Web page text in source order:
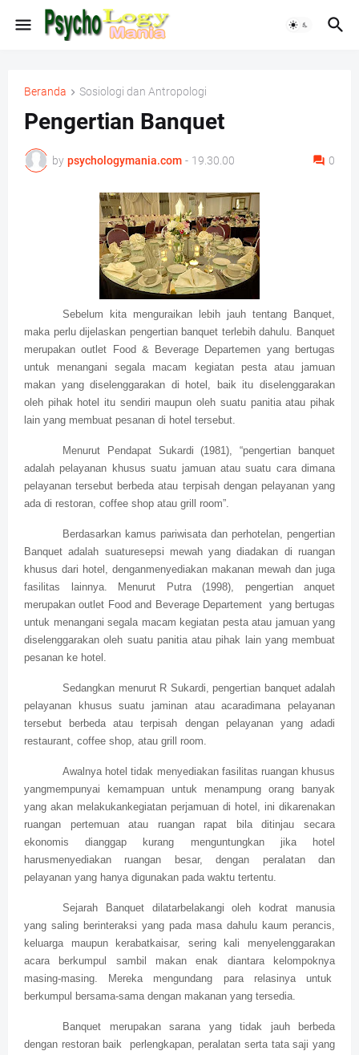
Beranda Sosiologi dan Antropologi
Pengertian Banquet
by psychologymania.com - 19.30.00 0
Sebelum kita menguraikan lebih jauh tentang Banquet,
maka perlu dijelaskan pengertian banquet terlebih dahulu. Banquet
merupakan outlet Food & Beverage Departemen yang bertugas
untuk menangani segala macam kegiatan pesta atau jamuan
makan yang diselenggarakan di hotel, baik itu diselenggarakan
oleh pihak hotel itu sendiri maupun oleh suatu panitia atau pihak
lain yang membuat pesanan di hotel tersebut.
Menurut Pendapat Sukardi (1981), “pengertian banquet
adalah pelayanan khusus suatu jamuan atau suatu cara dimana
pelayanan tersebut berbeda atau terpisah dengan pelayanan yang
ada di restoran, coffee shop atau grill room”.
Berdasarkan kamus pariwisata dan perhotelan, pengertian
Banquet adalah suaturesepsi mewah yang diadakan di ruangan
khusus dari hotel, denganmenyediakan makanan mewah dan juga
fasilitas lainnya. Menurut Putra (1998), pengertian anquet
merupakan outlet Food and Beverage Departement yang bertugas
untuk menangani segala macam kegiatan pesta atau jamuan yang
diselenggarakan oleh suatu panitia atau pihak lain yang membuat
pesanan ke hotel.
Sedangkan menurut R Sukardi, pengertian banquet adalah
pelayanan khusus suatu jaminan atau acaradimana pelayanan
tersebut berbeda atau terpisah dengan pelayanan yang adadi
restaurant, coffee shop, atau grill room.
Awalnya hotel tidak menyediakan fasilitas ruangan khusus
yangmempunyai kemampuan untuk menampung orang banyak
yang akan melakukankegiatan perjamuan di hotel, ini dikarenakan
ruangan pertemuan atau ruangan rapat bila ditinjau secara
ekonomis dianggap kurang menguntungkan jika hotel
harusmenyediakan ruangan besar, dengan peralatan dan
pelayanan yang hanya digunakan pada waktu tertentu.
Sejarah Banquet dilatarbelakangi oleh kodrat manusia
yang saling berinteraksi yang pada masa dahulu kaum perancis,
keluarga maupun kerabatkaisar, sering kali menyelenggarakan
acara berkumpul sambil makan enak diantara kelompoknya
masing-masing. Mereka mengundang para relasinya untuk
berkumpul bersama-sama dengan makanan yang tersedia.
Banquet merupakan sarana yang tidak jauh berbeda
dengan restoran baik perlengkapan, peralatan serta tata saji yang